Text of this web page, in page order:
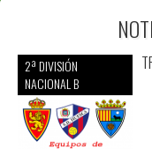
2ª DIVISIÓN
NACIONAL B